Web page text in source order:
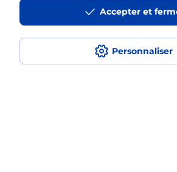
Personnaliser
Accepter et
Quel réseau utilise La Poste